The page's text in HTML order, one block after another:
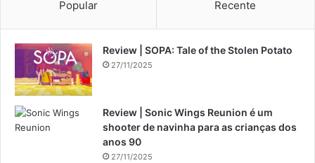
Popular Recente
Review | SOPA: Tale of the Stolen Potato
27/11/2025
Review | Sonic Wings Reunion é um
shooter de navinha para as crianças dos
anos 90
27/11/2025